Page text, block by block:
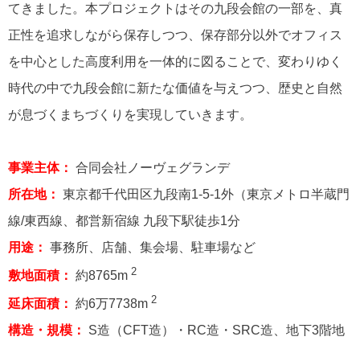
てきました。本プロジェクトはその九段会館の一部を、真
正性を追求しながら保存しつつ、保存部分以外でオフィス
を中心とした高度利用を一体的に図ることで、変わりゆく
時代の中で九段会館に新たな価値を与えつつ、歴史と自然
が息づくまちづくりを実現していきます。
事業主体： 合同会社ノーヴェグランデ
所在地： 東京都千代田区九段南1-5-1外（東京メトロ半蔵門
線/東西線、都営新宿線 九段下駅徒歩1分
用途： 事務所、店舗、集会場、駐車場など
敷地面積： 約8765m 2
延床面積： 約6万7738m 2
構造・規模： S造（CFT造）・RC造・SRC造、地下3階地